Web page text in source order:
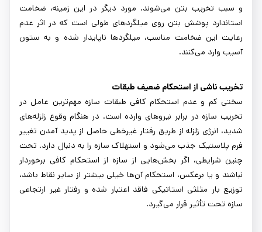
و سبب تخریب بتن می‌شوند. مورد دیگر در این زمینه، ضخامت
استاندارد پوشش بتن روی میلگردهای طولی است که در اثر عدم
رعایت این ضخامت مناسب، میلگردها ناپایدار شده و به ستون
آسیب وارد می‌کنند.
تخریب ناشی از استحکام ضعیف طبقات
سختی کم و عدم استحکام کافی طبقات سازه مهم‌ترین عامل در
تخریب سازه در برابر نیروهای وارده است. در هنگام وقوع زلزله‌های
شدید، انرژی زلزله از طریق رفتار غیرخطی حاصل از پدید آمدن تغییر
فرم پلاستیک جذب می‌شود و استهلاک سازه را به دنبال دارد. تحت
چنین شرایطی، اگر بخش‌هایی از سازه از استحکام کافی برخوردار
نباشند و یا برعکس، استحکام آن‌ها خیلی بیشتر از سایر نقاط باشد،
توزیع بار مثلثی استاتیکی فاقد اعتبار شده و رفتار غیر ارتجاعی
سازه تحت تأثیر قرار می‌گیرد.